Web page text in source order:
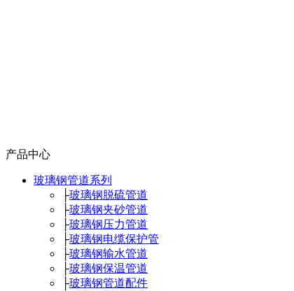
产品中心
玻璃钢管道系列
├玻璃钢脱硫管道
├玻璃钢夹砂管道
├玻璃钢压力管道
├玻璃钢电缆保护管
├玻璃钢输水管道
├玻璃钢保温管道
├玻璃钢管道配件